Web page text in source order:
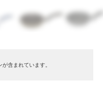
含まれています。